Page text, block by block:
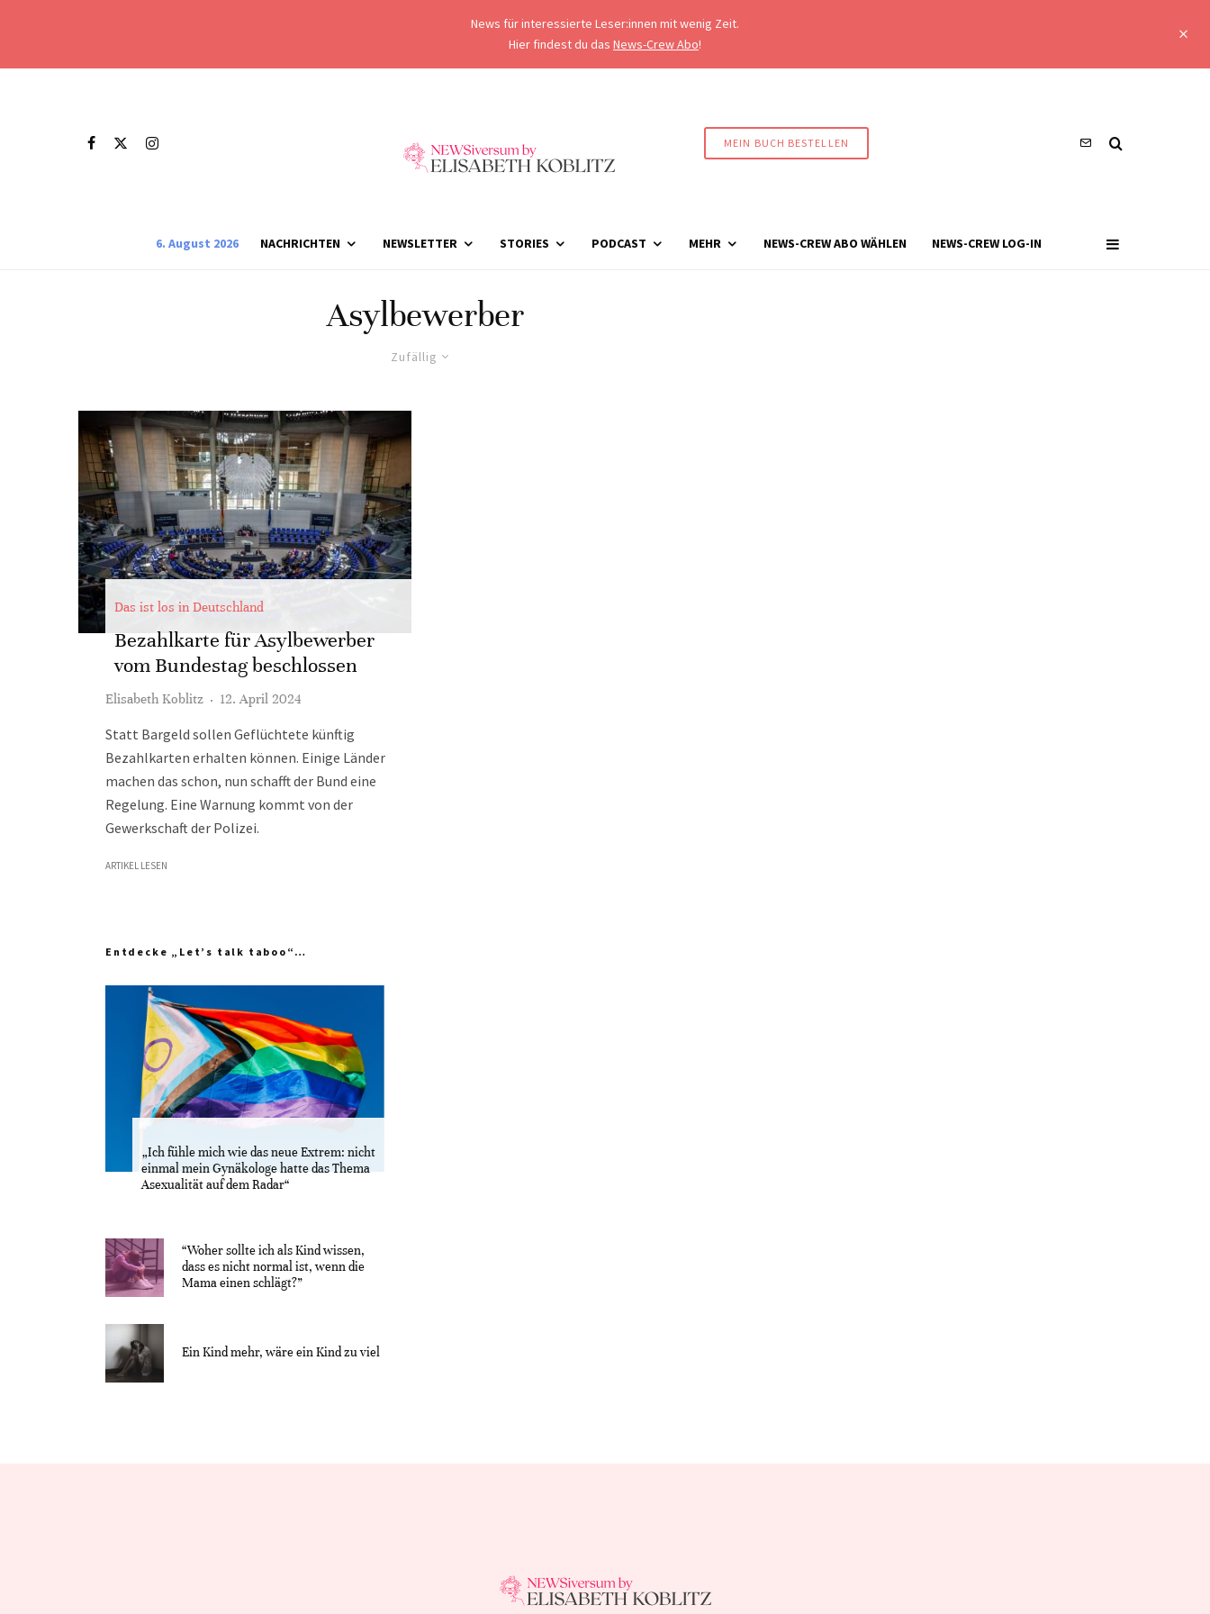
News für interessierte Leser:innen mit wenig Zeit.
Hier findest du das News-Crew Abo!
MEIN BUCH BESTELLEN
6. August 2026 NACHRICHTEN NEWSLETTER STORIES PODCAST MEHR NEWS-CREW ABO WÄHLEN NEWS-CREW LOG-IN
Asylbewerber
Zufällig
Das ist los in Deutschland
Bezahlkarte für Asylbewerber
vom Bundestag beschlossen
Elisabeth Koblitz · 12. April 2024
Statt Bargeld sollen Geflüchtete künftig
Bezahlkarten erhalten können. Einige Länder
machen das schon, nun schafft der Bund eine
Regelung. Eine Warnung kommt von der
Gewerkschaft der Polizei.
ARTIKEL LESEN
Entdecke „Let’s talk taboo“…
„Ich fühle mich wie das neue Extrem: nicht
einmal mein Gynäkologe hatte das Thema
Asexualität auf dem Radar“
“Woher sollte ich als Kind wissen,
dass es nicht normal ist, wenn die
Mama einen schlägt?”
Ein Kind mehr, wäre ein Kind zu viel